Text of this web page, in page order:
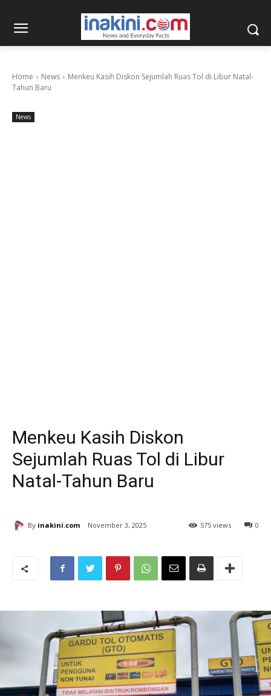
Home News
Menkeu Kasih Diskon Sejumlah Ruas Tol di Libur Natal-
Tahun Baru
News
Menkeu Kasih Diskon
Sejumlah Ruas Tol di Libur
Natal-Tahun Baru
By inakini.com November 3, 2025 0
575 views